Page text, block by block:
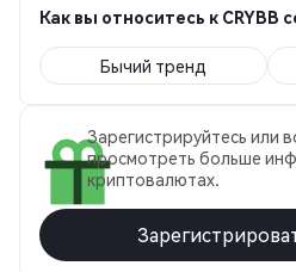
Как вы относитесь к CRYBB
Бычий тренд
Зарегистрируйтесь или
просмотреть больше
криптовалютах.